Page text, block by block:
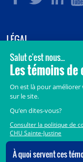
LÉGAL
© 2006-2026CHU
Tous droits réservés.
Accès aux documents